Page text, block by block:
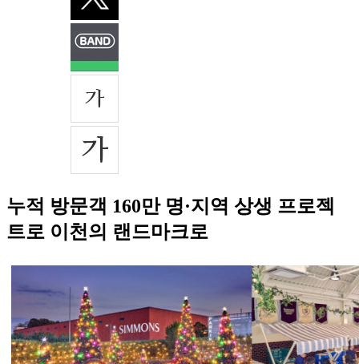
누적 방문객 160만 명·지역 상생 프로젝
트로 이천의 랜드마크로